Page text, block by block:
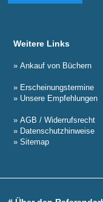
Weitere Links
» Ankauf von Büchern
» Erscheinungstermine
» Unsere Empfehlungen
» AGB / Widerrufsrecht
» Datenschutzhinweise
» Sitemap